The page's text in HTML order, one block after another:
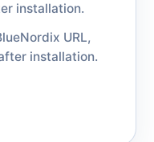
installation.
URL,
installation.